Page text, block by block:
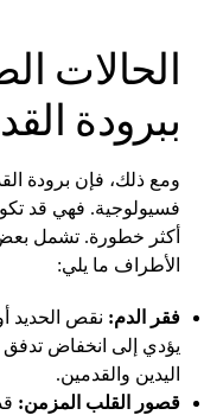
الحالات
ببرودة
ومع ذلك، فإن برودة
فسيولوجية. فهي قد
أكثر خطورة. تشمل بعض
الأطراف ما يلي:
فقر الدم: نقص الحديد
يؤدي إلى انخفاض
اليدين والقدمين.
قصور القلب المزمن: